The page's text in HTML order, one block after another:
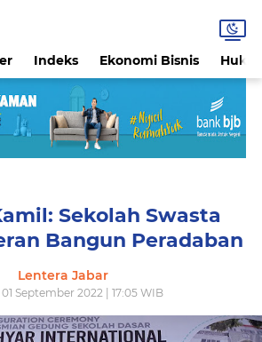
Indeks Ekonomi Bisnis
Sekolah Swasta
Bangun Peradaban
Lentera Jabar
September 2022 | 17:05 WIB